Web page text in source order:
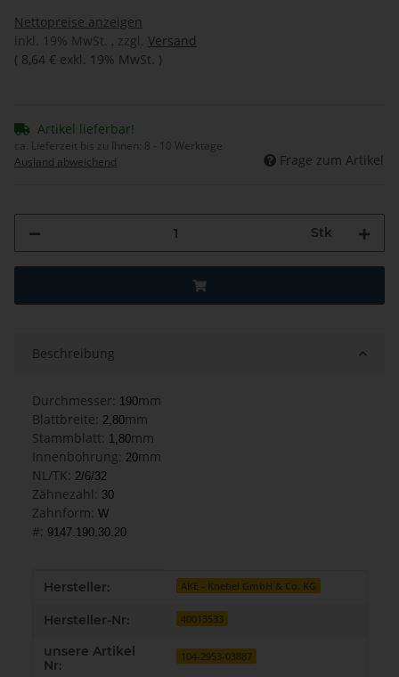
Nettopreise anzeigen
inkl. 19% MwSt. , zzgl. Versand
( 8,64 € exkl. 19% MwSt. )
Artikel lieferbar!
ca. Lieferzeit bis zu Ihnen: 8 - 10 Werktage
Ausland abweichend
Frage zum Artikel
Stk
Beschreibung
Durchmesser: 190mm
Blattbreite: 2,80mm
Stammblatt: 1,80mm
Innenbohrung: 20mm
NL/TK: 2/6/32
Zähnezahl: 30
Zahnform: W
#: 9147.190.30.20
Produkteigenschaft
Wert
Hersteller: AKE - Knebel GmbH & Co. KG
Hersteller-Nr: 40013533
unsere Artikel
Nr:
104-2953-03887